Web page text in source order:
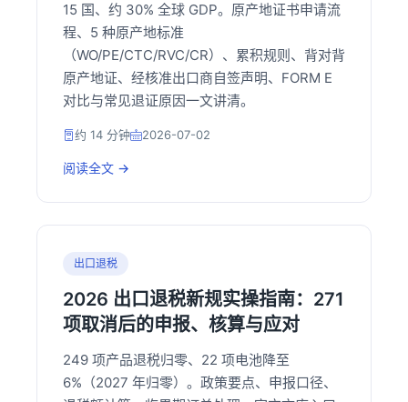
15 国、约 30% 全球 GDP。原产地证书申请流
程、5 种原产地标准
（WO/PE/CTC/RVC/CR）、累积规则、背对背
原产地证、经核准出口商自签声明、FORM E
对比与常见退证原因一文讲清。
约 14 分钟 2026-07-02
阅读全文 →
出口退税
2026 出口退税新规实操指南：271
项取消后的申报、核算与应对
249 项产品退税归零、22 项电池降至
6%（2027 年归零）。政策要点、申报口径、